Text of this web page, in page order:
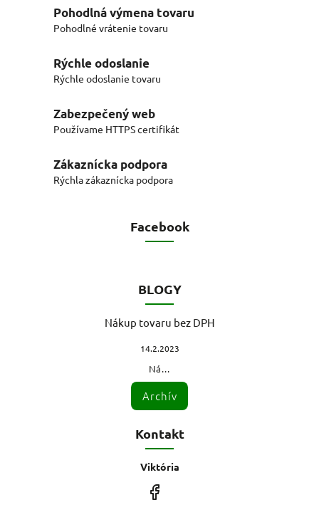
Pohodlná výmena tovaru
Pohodlné vrátenie tovaru
Rýchle odoslanie
Rýchle odoslanie tovaru
Zabezpečený web
Používame HTTPS certifikát
Zákaznícka podpora
Rýchla zákaznícka podpora
Facebook
BLOGY
Nákup tovaru bez DPH
14.2.2023
Ná...
Archív
Kontakt
Viktória